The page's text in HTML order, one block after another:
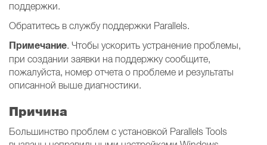
поддержки.
Обратитесь в службу поддержки Parallels.
Примечание. Чтобы ускорить устранение проблемы,
при создании заявки на поддержку сообщите,
пожалуйста, номер отчета о проблеме и результаты
описанной выше диагностики.
Причина
Большинство проблем с установкой Parallels Tools